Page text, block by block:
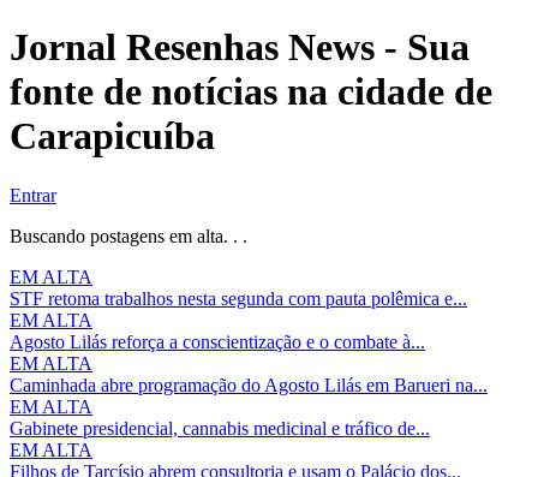
Jornal Resenhas News - Sua
fonte de notícias na cidade de
Carapicuíba
Entrar
Buscando postagens em alta. . .
EM ALTA
STF retoma trabalhos nesta segunda com pauta polêmica e...
EM ALTA
Agosto Lilás reforça a conscientização e o combate à...
EM ALTA
Caminhada abre programação do Agosto Lilás em Barueri na...
EM ALTA
Gabinete presidencial, cannabis medicinal e tráfico de...
EM ALTA
Filhos de Tarcísio abrem consultoria e usam o Palácio dos...